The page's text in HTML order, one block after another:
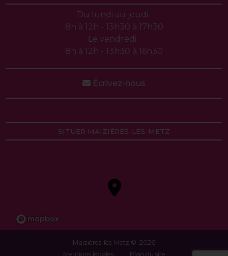
Du lundi au jeudi :
8h à 12h - 13h30 à 17h30
Le vendredi :
8h à 12h - 13h30 à 16h30
Écrivez-nous
SITUER MAIZIÈRES-LES-METZ
Maizières-lès-Metz © 2026
Mentions légales
Plan du site